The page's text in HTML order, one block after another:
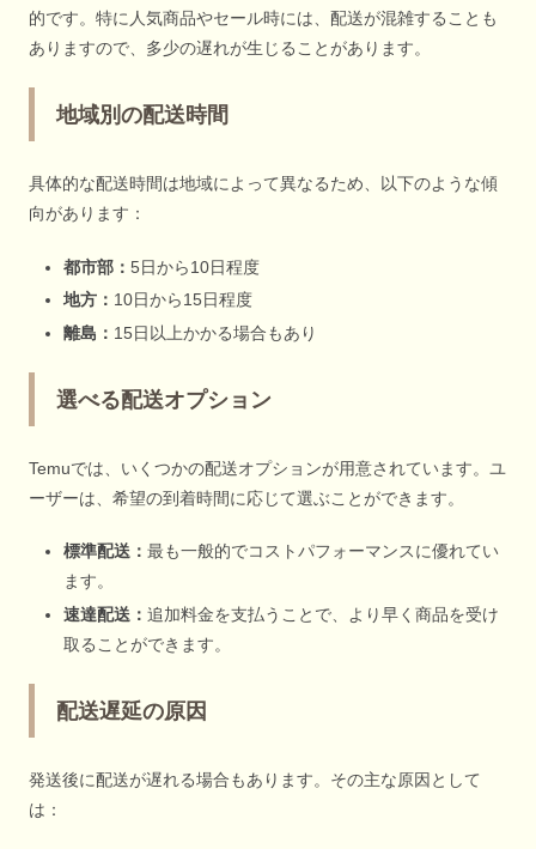
的です。特に人気商品やセール時には、配送が混雑することも
ありますので、多少の遅れが生じることがあります。
地域別の配送時間
具体的な配送時間は地域によって異なるため、以下のような傾
向があります：
都市部： 5日から10日程度
地方： 10日から15日程度
離島： 15日以上かかる場合もあり
選べる配送オプション
Temuでは、いくつかの配送オプションが用意されています。ユ
ーザーは、希望の到着時間に応じて選ぶことができます。
標準配送： 最も一般的でコストパフォーマンスに優れてい
ます。
速達配送： 追加料金を支払うことで、より早く商品を受け
取ることができます。
配送遅延の原因
発送後に配送が遅れる場合もあります。その主な原因として
は：